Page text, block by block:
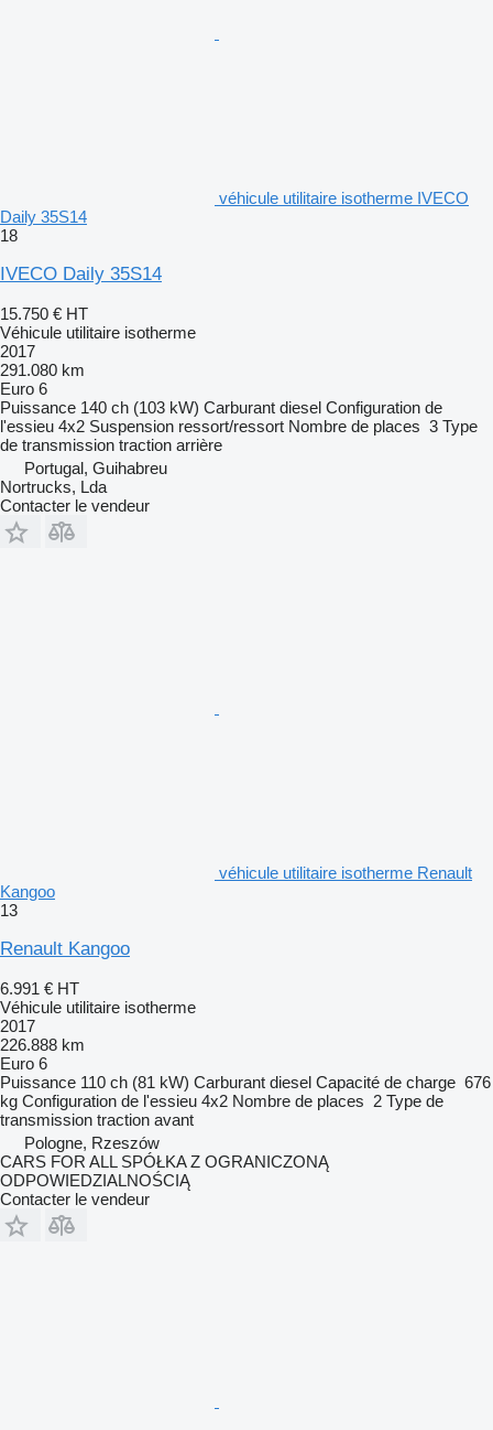
véhicule utilitaire isotherme IVECO
Daily 35S14
18
IVECO Daily 35S14
15.750 € HT
Véhicule utilitaire isotherme
2017
291.080 km
Euro 6
Puissance 140 ch (103 kW) Carburant diesel Configuration de
l'essieu 4x2 Suspension ressort/ressort Nombre de places 3 Type
de transmission traction arrière
Portugal, Guihabreu
Nortrucks, Lda
Contacter le vendeur
véhicule utilitaire isotherme Renault
Kangoo
13
Renault Kangoo
6.991 € HT
Véhicule utilitaire isotherme
2017
226.888 km
Euro 6
Puissance 110 ch (81 kW) Carburant diesel Capacité de charge 676
kg Configuration de l'essieu 4x2 Nombre de places 2 Type de
transmission traction avant
Pologne, Rzeszów
CARS FOR ALL SPÓŁKA Z OGRANICZONĄ
ODPOWIEDZIALNOŚCIĄ
Contacter le vendeur